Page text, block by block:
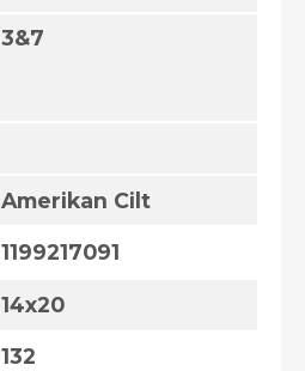
3&7
Amerikan Cilt
1199217091
14x20
132